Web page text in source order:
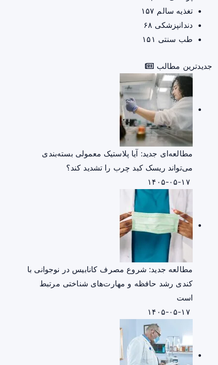
تغذیه سالم ۱۵۷
دندانپزشکی ۶۸
طب سنتی ۱۵۱
جدیدترین مطالب
مطالعه‌ای جدید: آیا پلاستیک معمولی بسته‌بندی
می‌تواند ریسک کبد چرب را تشدید کند؟
مطالعه جدید: شروع مصرف کانابیس در نوجوانی با
کندی رشد حافظه و مهارت‌های شناختی مرتبط
است